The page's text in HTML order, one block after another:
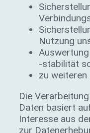
Nutzung
-stabilität
zu
Die
Daten basiert
Interesse aus
zur